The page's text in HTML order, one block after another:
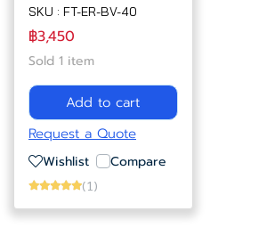
SKU : FT-ER-BV-40
฿3,450
Sold 1 item
Add to cart
Request a Quote
Wishlist Compare
(1)